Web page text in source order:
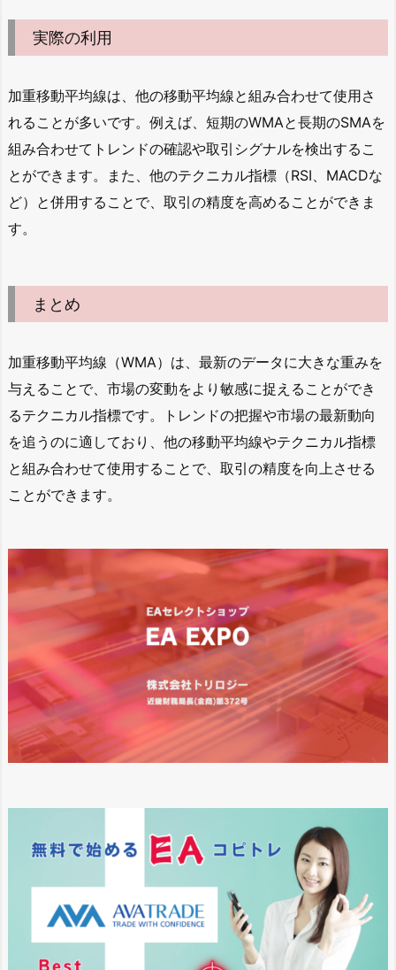
実際の利用
加重移動平均線は、他の移動平均線と組み合わせて使用さ
れることが多いです。例えば、短期のWMAと長期のSMAを
組み合わせてトレンドの確認や取引シグナルを検出するこ
とができます。また、他のテクニカル指標（RSI、MACDな
ど）と併用することで、取引の精度を高めることができま
す。
まとめ
加重移動平均線（WMA）は、最新のデータに大きな重みを
与えることで、市場の変動をより敏感に捉えることができ
るテクニカル指標です。トレンドの把握や市場の最新動向
を追うのに適しており、他の移動平均線やテクニカル指標
と組み合わせて使用することで、取引の精度を向上させる
ことができます。